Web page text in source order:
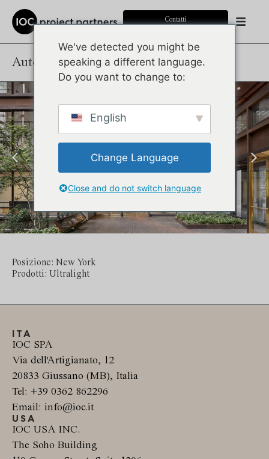
Contatti
Automotive Foundation
Posizione: New York
Prodotti: Ultralight
ITA
IOC SPA
Via dell'Artigianato, 12
20833 Giussano (MB), Italia
Tel: +39 0362 862296
Email: info@ioc.it
USA
IOC USA INC.
The Soho Building
We've detected you might be
speaking a different language.
Do you want to change to:
English
Change Language
Close and do not switch language